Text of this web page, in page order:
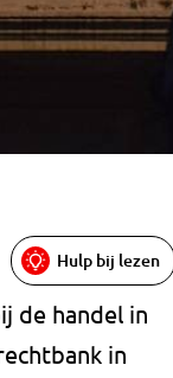
Hulp bij lezen
de handel in
in